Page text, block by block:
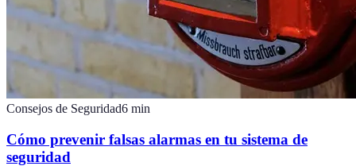
Consejos de Seguridad6 min
Cómo prevenir falsas alarmas en tu sistema de
seguridad